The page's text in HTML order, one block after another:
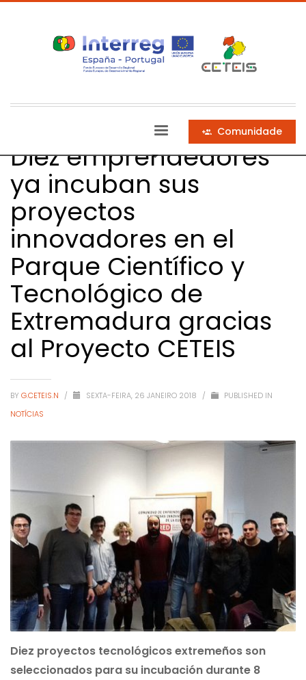
Comunidade
Diez emprendedores
ya incuban sus
proyectos
innovadores en el
Parque Científico y
Tecnológico de
Extremadura gracias
al Proyecto CETEIS
BY G.CETEIS.N / SEXTA-FEIRA, 26 JANEIRO 2018 /
PUBLISHED IN
NOTÍCIAS
Diez proyectos tecnológicos extremeños son
seleccionados para su incubación durante 8